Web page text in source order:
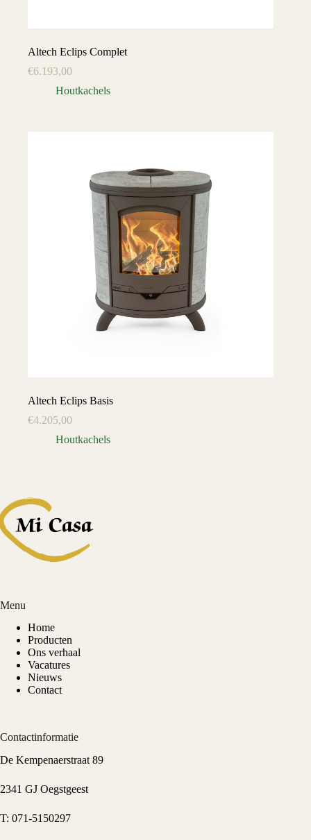
Altech Eclips Complet
€6.193,00
Houtkachels
Altech Eclips Basis
€4.205,00
Houtkachels
Menu
Home
Producten
Ons verhaal
Vacatures
Nieuws
Contact
Contactinformatie
De Kempenaerstraat 89
2341 GJ Oegstgeest
T: 071-5150297